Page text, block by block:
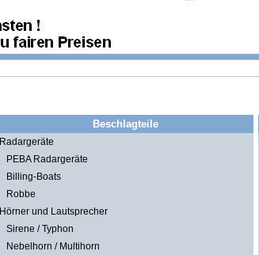
Beschlagteile
Radargeräte
PEBA Radargeräte
Billing-Boats
Robbe
Hörner und Lautsprecher
Sirene / Typhon
Nebelhorn / Multihorn